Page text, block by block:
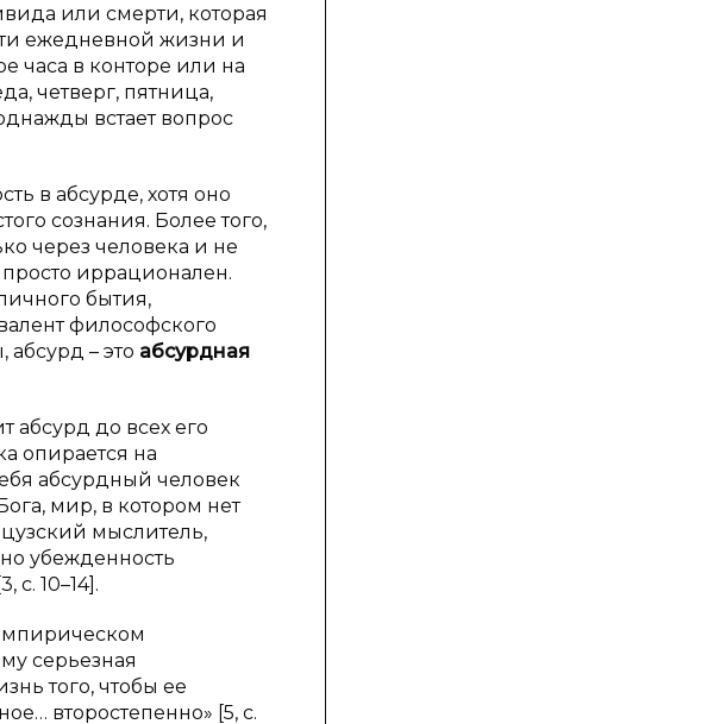
или смерти, которая
ежедневной жизни и
часа в конторе или на
четверг, пятница,
встает вопрос
в абсурде, хотя оно
сознания. Более того,
через человека и не
иррационален.
бытия,
философского
– это абсурдная
абсурд до всех его
опирается на
абсурдный человек
мир, в котором нет
мыслитель,
убежденность
10–14].
серьезная
того, чтобы ее
второстепенно» [5, с.